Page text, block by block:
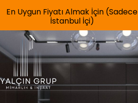
En Uygun Fiyatı Almak İçin (Sadece
İstanbul İçi)